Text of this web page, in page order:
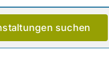
suchen